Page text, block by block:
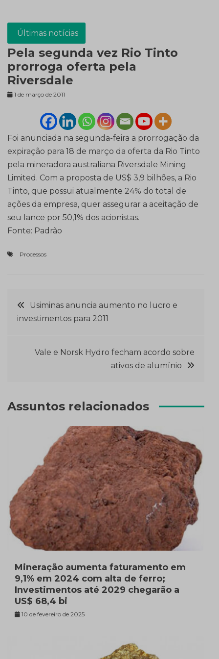
Últimas notícias
Pela segunda vez Rio Tinto
prorroga oferta pela
Riversdale
1 de março de 2011
Foi anunciada na segunda-feira a prorrogação da
expiração para 18 de março da oferta da Rio Tinto
pela mineradora australiana Riversdale Mining
Limited. Com a proposta de US$ 3,9 bilhões, a Rio
Tinto, que possui atualmente 24% do total de
ações da empresa, quer assegurar a aceitação de
seu lance por 50,1% dos acionistas.
Fonte: Padrão
Processos
Navegação
Post
Usiminas anuncia aumento no lucro e
investimentos para 2011
Vale e Norsk Hydro fecham acordo sobre
ativos de alumínio
Assuntos relacionados
Mineração aumenta faturamento em
9,1% em 2024 com alta de ferro;
Investimentos até 2029 chegarão a
US$ 68,4 bi
10 de fevereiro de 2025